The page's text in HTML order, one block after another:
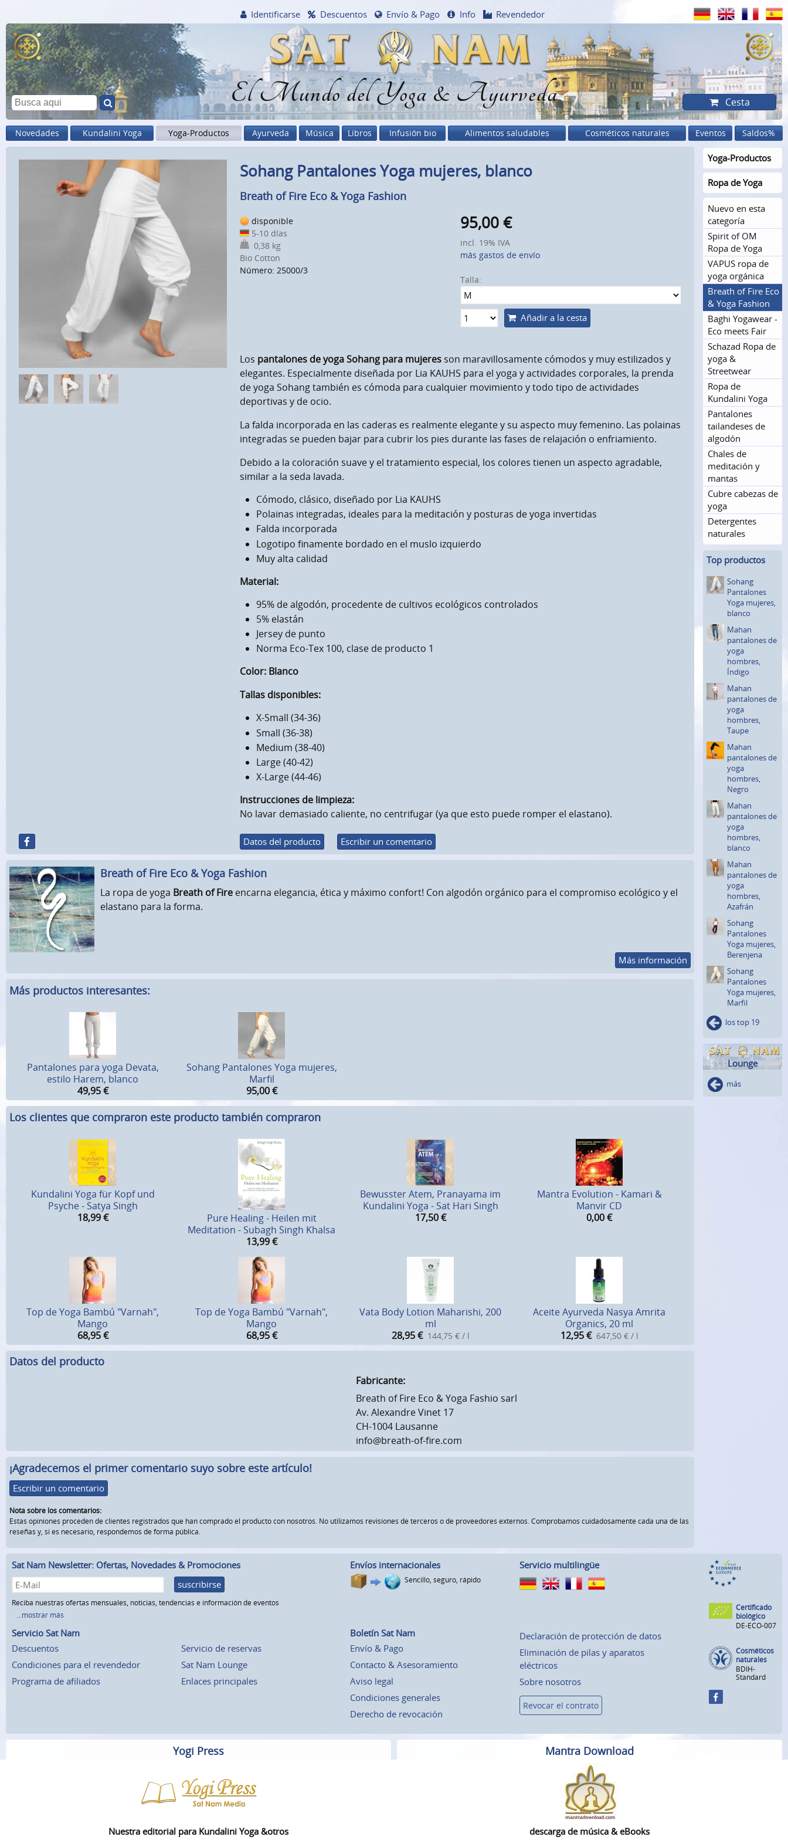
El Mundo del Yoga & Ayurveda
Identificarse Descuentos Envío & Pago Info Revendedor
Cesta
Novedades Kundalini Yoga Yoga-Productos Ayurveda Música Libros Infusión bio Alimentos saludables Cosméticos naturales Eventos Saldos%
Sohang Pantalones Yoga mujeres, blanco
Breath of Fire Eco & Yoga Fashion
disponible
5-10 días
0,38 kg
Bio Cotton
Número: 25000/3
95,00€
incl. 19% IVA
más gastos de envío
Talla:
Añadir a la cesta
Los pantalones de yoga Sohang para mujeresson maravillosamente cómodos y muy estilizados y
elegantes. Especialmente diseñada por Lia KAUHS para el yoga y actividades corporales, la prenda
de yoga Sohang también es cómoda para cualquier movimiento y todo tipo de actividades
deportivas y de ocio.
La falda incorporada en las caderas es realmente elegante y su aspecto muy femenino. Las polainas
integradas se pueden bajar para cubrir los pies durante las fases de relajación o enfriamiento.
Debido a la coloración suave y el tratamiento especial, los colores tienen un aspecto agradable,
similar a la seda lavada.
Cómodo, clásico, diseñado por Lia KAUHS
Polainas integradas, ideales para la meditación y posturas de yoga invertidas
Falda incorporada
Logotipo finamente bordado en el muslo izquierdo
Muy alta calidad
Material:
95% de algodón, procedente de cultivos ecológicos controlados
5% elastán
Jersey de punto
Norma Eco-Tex 100, clase de producto 1
Color: Blanco
Tallas disponibles:
X-Small (34-36)
Small (36-38)
Medium (38-40)
Large (40-42)
X-Large (44-46)
Instrucciones de limpieza:
No lavar demasiado caliente, no centrifugar (ya que esto puede romper el elastano).
Datos del producto Escribir un comentario
Breath of Fire Eco & Yoga Fashion
La ropa de yoga Breath of Fire encarna elegancia, ética y máximo confort! Con algodón orgánico para el compromiso ecológico y el
elastano para la forma.
Más información
Más productos interesantes:
Pantalones para yoga Devata,
estilo Harem, blanco
49,95 €
Sohang Pantalones Yoga mujeres,
Marfil
95,00 €
Los clientes que compraron este producto también compraron
Kundalini Yoga für Kopf und
Psyche - Satya Singh
18,99 €
Pure Healing - Heilen mit
Meditation - Subagh Singh Khalsa
13,99 €
Bewusster Atem, Pranayama im
Kundalini Yoga - Sat Hari Singh
17,50 €
Mantra Evolution - Kamari &
Manvir CD
0,00€
Top de Yoga Bambú "Varnah",
Mango
68,95 €
Top de Yoga Bambú "Varnah",
Mango
68,95 €
Vata Body Lotion Maharishi, 200
ml
28,95 € 144,75 € / l
Aceite Ayurveda Nasya Amrita
Organics, 20 ml
12,95 € 647,50 € / l
Datos del producto
Fabricante:
Breath of Fire Eco & Yoga Fashio sarl
Av. Alexandre Vinet 17
CH-1004 Lausanne
info@breath-of-fire.com
¡Agradecemos el primer comentario suyo sobre este artículo!
Escribir un comentario
Nota sobre los comentarios:
Estas opiniones proceden de clientes registrados que han comprado el producto con nosotros. No utilizamos revisiones de terceros o de proveedores externos. Comprobamos cuidadosamente cada una de las
reseñas y, si es necesario, respondemos de forma pública.
Yoga-Productos
Ropa de Yoga
Nuevo en esta
categoría
Spirit of OM
Ropa de Yoga
VAPUS ropa de
yoga orgánica
Breath of Fire Eco
& Yoga Fashion
Baghi Yogawear -
Eco meets Fair
Schazad Ropa de
yoga &
Streetwear
Ropa de
Kundalini Yoga
Pantalones
tailandeses de
algodón
Chales de
meditación y
mantas
Cubre cabezas de
yoga
Detergentes
naturales
Top productos
Sohang
Pantalones
Yoga mujeres,
blanco
Mahan
pantalones de
yoga
hombres,
Índigo
Mahan
pantalones de
yoga
hombres,
Taupe
Mahan
pantalones de
yoga
hombres,
Negro
Mahan
pantalones de
yoga
hombres,
blanco
Mahan
pantalones de
yoga
hombres,
Azafrán
Sohang
Pantalones
Yoga mujeres,
Berenjena
Sohang
Pantalones
Yoga mujeres,
Marfil
los top 19
Lounge
más
Sat Nam Newsletter: Ofertas, Novedades & Promociones
suscribirse
Reciba nuestras ofertas mensuales, noticias, tendencias e información de eventos
...mostrar más
Envíos internacionales
Sencillo, seguro, rápido
Servicio multilingüe
Servicio Sat Nam
Descuentos
Condiciones para el revendedor
Programa de afiliados
Servicio de reservas
Sat Nam Lounge
Enlaces principales
Boletín Sat Nam
Envío & Pago
Contacto & Asesoramiento
Aviso legal
Condiciones generales
Derecho de revocación
Declaración de protección de datos
Eliminación de pilas y aparatos
eléctricos
Sobre nosotros
Revocar el contrato
Certificado
biológico
DE-ECO-007
Cosméticos
naturales
BDIH-
Standard
Yogi Press
Nuestra editorial para Kundalini Yoga &otros
Mantra Download
descarga de música & eBooks